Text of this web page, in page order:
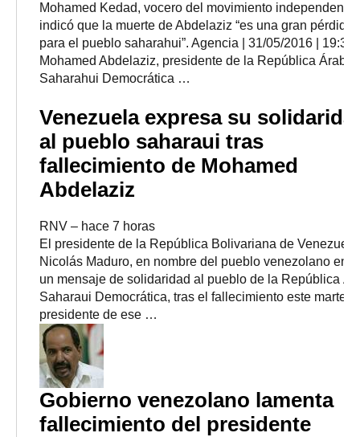
Mohamed Kedad, vocero del movimiento
indicó que la muerte de Abdelaziz “es una gran pérdida
para el pueblo saharahui”. Agencia | 31/05/2016 | 19:31.
Mohamed Abdelaziz, presidente de la República Árabe
Saharahui Democrática …
Venezuela expresa su
al pueblo saharaui tras
fallecimiento de Mohamed
Abdelaziz
RNV – ‎hace 7 horas‎
El presidente de la República Bolivariana de
Nicolás Maduro, en nombre del pueblo venezolano
un mensaje de solidaridad al pueblo de la República
Saharaui Democrática, tras el fallecimiento este martes
presidente de ese …
Gobierno venezolano lamenta
fallecimiento del presidente